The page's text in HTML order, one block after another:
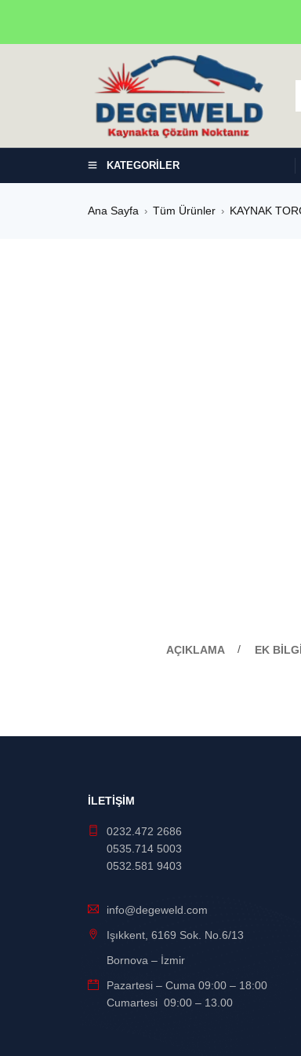
KATEGORİLER
Ana Sayfa › Tüm Ürünler › KAYNAK
AÇIKLAMA EK BILGI
İLETİŞİM
0232.472 2686
0535.714 5003
0532.581 9403
info@degeweld.com
Işıkkent, 6169 Sok. No.6/13
Bornova – İzmir
Pazartesi – Cuma 09:00 – 18:00
Cumartesi 09:00 – 13.00